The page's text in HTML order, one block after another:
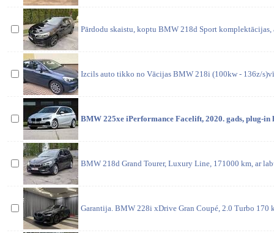
Pārdodu skaistu, koptu BMW 218d Sport komplektācijas,
Izcils auto tikko no Vācijas BMW 218i (100kw - 136z/
BMW 225xe iPerformance Facelift, 2020. gads, plug-in
BMW 218d Grand Tourer, Luxury Line, 171000 km, ar
Garantija. BMW 228i xDrive Gran Coupé, 2.0 Turbo 170